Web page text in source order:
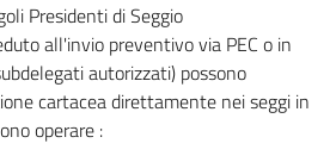
Presidenti di Seggio
all'invio preventivo via PEC o in
autorizzati) possono
cartacea direttamente nei seggi in
operare :